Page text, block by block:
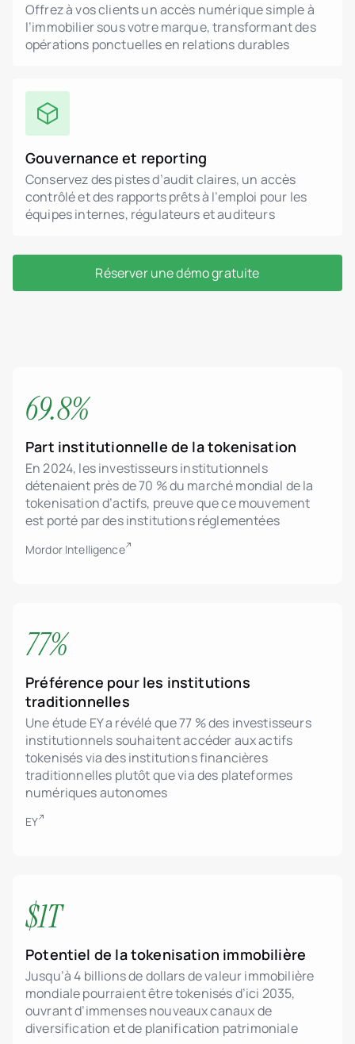
Offrez à vos clients un accès numérique simple à
l’immobilier sous votre marque, transformant des
opérations ponctuelles en relations durables
Gouvernance et reporting
Conservez des pistes d’audit claires, un accès
contrôlé et des rapports prêts à l’emploi pour les
équipes internes, régulateurs et auditeurs
Réserver une démo gratuite
69.8%
Part institutionnelle de la tokenisation
En 2024, les investisseurs institutionnels
détenaient près de 70 % du marché mondial de la
tokenisation d’actifs, preuve que ce mouvement
est porté par des institutions réglementées
Mordor Intelligence
77%
Préférence pour les institutions
traditionnelles
Une étude EY a révélé que 77 % des investisseurs
institutionnels souhaitent accéder aux actifs
tokenisés via des institutions financières
traditionnelles plutôt que via des plateformes
numériques autonomes
EY
$1T
Potentiel de la tokenisation immobilière
Jusqu’à 4 billions de dollars de valeur immobilière
mondiale pourraient être tokenisés d’ici 2035,
ouvrant d’immenses nouveaux canaux de
diversification et de planification patrimoniale